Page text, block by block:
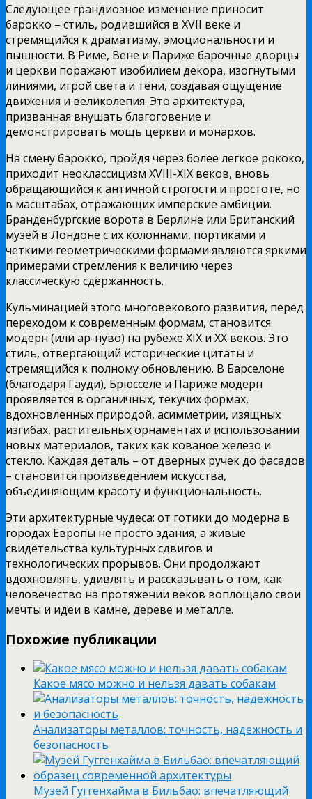
Следующее грандиозное изменение приносит
барокко – стиль, родившийся в XVII веке и
стремящийся к драматизму, эмоциональности и
пышности. В Риме, Вене и Париже барочные дворцы
и церкви поражают изобилием декора, изогнутыми
линиями, игрой света и тени, создавая ощущение
движения и великолепия. Это архитектура,
призванная внушать благоговение и
демонстрировать мощь церкви и монархов.
На смену барокко, пройдя через более легкое рококо,
приходит неоклассицизм XVIII-XIX веков, вновь
обращающийся к античной строгости и простоте, но
в масштабах, отражающих имперские амбиции.
Бранденбургские ворота в Берлине или Британский
музей в Лондоне с их колоннами, портиками и
четкими геометрическими формами являются яркими
примерами стремления к величию через
классическую сдержанность.
Кульминацией этого многовекового развития, перед
переходом к современным формам, становится
модерн (или ар-нуво) на рубеже XIX и XX веков. Это
стиль, отвергающий исторические цитаты и
стремящийся к полному обновлению. В Барселоне
(благодаря Гауди), Брюсселе и Париже модерн
проявляется в органичных, текучих формах,
вдохновленных природой, асимметрии, изящных
изгибах, растительных орнаментах и использовании
новых материалов, таких как кованое железо и
стекло. Каждая деталь – от дверных ручек до фасадов
– становится произведением искусства,
объединяющим красоту и функциональность.
Эти архитектурные чудеса: от готики до модерна в
городах Европы не просто здания, а живые
свидетельства культурных сдвигов и
технологических прорывов. Они продолжают
вдохновлять, удивлять и рассказывать о том, как
человечество на протяжении веков воплощало свои
мечты и идеи в камне, дереве и металле.
Похожие публикации
Какое мясо можно и нельзя давать собакам
Анализаторы металлов: точность, надежность и
безопасность
Музей Гуггенхайма в Бильбао: впечатляющий